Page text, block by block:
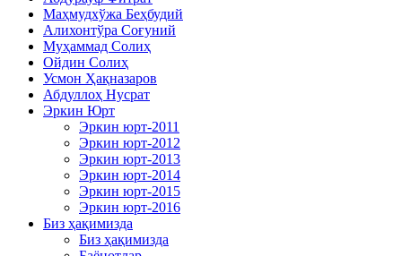
Маҳмудхўжа Беҳбудий
Алихонтўра Соғуний
Муҳаммад Солиҳ
Ойдин Солиҳ
Усмон Ҳақназаров
Абдуллоҳ Нусрат
Эркин Юрт
Эркин юрт-2011
Эркин юрт-2012
Эркин юрт-2013
Эркин юрт-2014
Эркин юрт-2015
Эркин юрт-2016
Биз ҳақимизда
Биз ҳақимизда